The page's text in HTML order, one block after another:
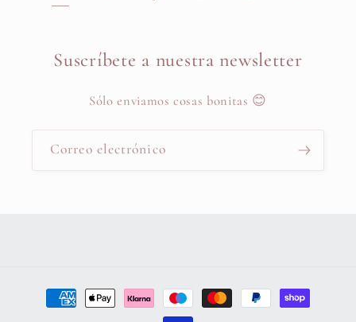
Suscríbete a nuestra newsletter
Sólo enviamos cosas bonitas 😊
Correo electrónico
Formas